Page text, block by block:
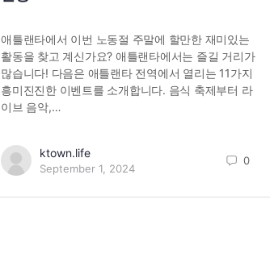
애틀랜타에서 이번 노동절 주말에 할만한 재미있는
활동을 찾고 계신가요? 애틀랜타에서는 즐길 거리가
많습니다! 다음은 애틀랜타 전역에서 열리는 11가지
흥미진진한 이벤트를 소개합니다. 음식 축제부터 라
이브 음악,…
ktown.life
September 1, 2024
0